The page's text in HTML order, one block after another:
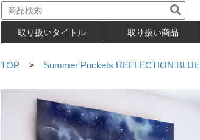
取り扱いタイトル 取り扱い商品
TOP > Summer Pockets REFLECTION BLUE